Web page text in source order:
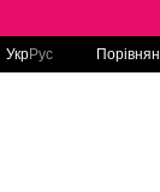
УкрРус